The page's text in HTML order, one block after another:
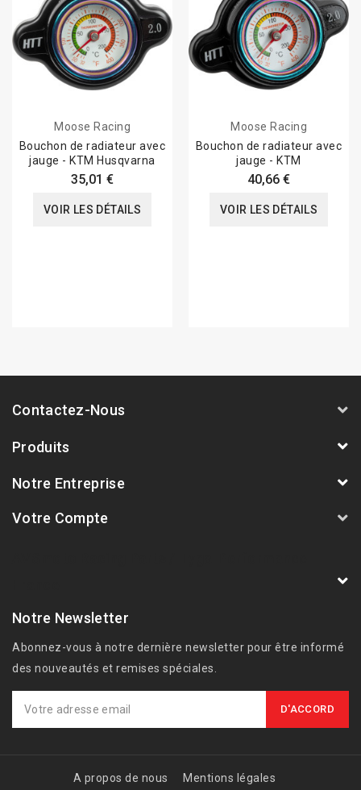
Moose Racing
Bouchon de radiateur avec
jauge - KTM Husqvarna
35,01 €
VOIR LES DÉTAILS
Moose Racing
Bouchon de radiateur avec
jauge - KTM
40,66 €
VOIR LES DÉTAILS
Contactez-Nous
Produits
Notre Entreprise
Votre Compte
Notre Newsletter
Abonnez-vous à notre dernière newsletter pour être informé
des nouveautés et remises spéciales.
A propos de nous Mentions légales